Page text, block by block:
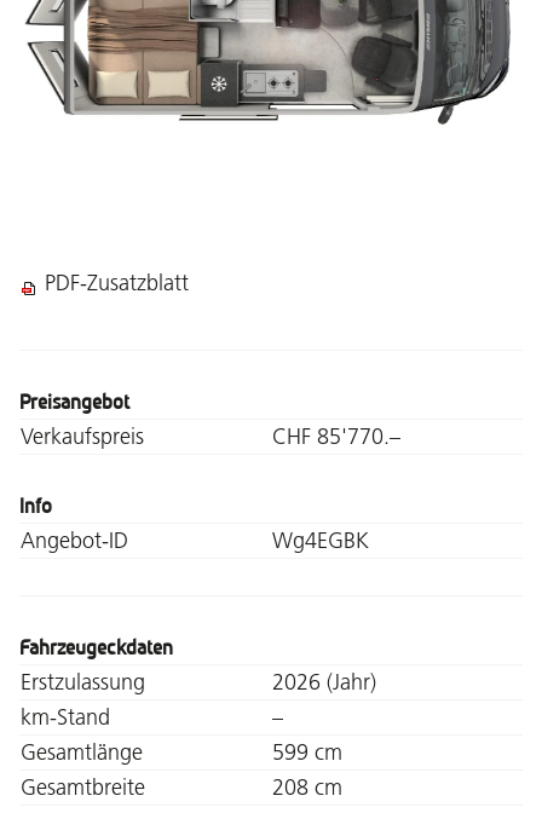
PDF-Zusatzblatt
Preisangebot
Verkaufspreis CHF 85'770.–
Info
Angebot-ID Wg4EGBK
Fahrzeugeckdaten
Erstzulassung
2026 (Jahr)
km-Stand
–
Gesamtlänge
599 cm
Gesamtbreite
208 cm